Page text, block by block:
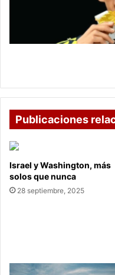
colombiana
Publicaciones
Israel y Washington, más
solos que nunca
28 septiembre, 2025